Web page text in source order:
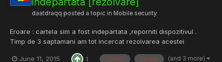
daatdraqq posted a topic in Mobile security
Eroare : cartela sim a fost indepartata ,reporniti dispozitivul .
Timp de 3 saptamani am tot incercat rezolvarea acestei
June 11, 2015 1 cartele eroare (and 3 more)